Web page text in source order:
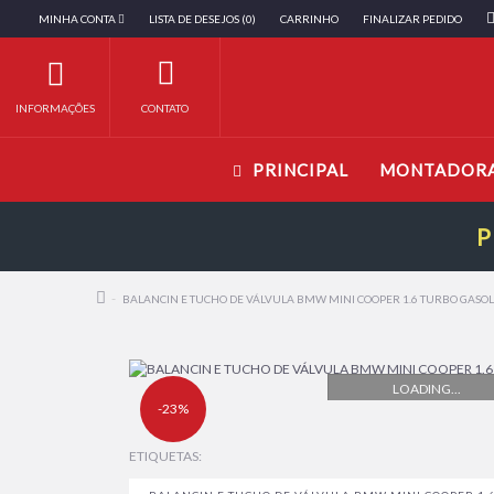
MINHA CONTA LISTA DE DESEJOS (0) CARRINHO FINALIZAR PEDIDO
INFORMAÇÕES CONTATO
PRINCIPAL
BALANCIN E TUCHO DE VÁLVULA BMW MINI COOPER 1.6 TURBO
-23%
LOADING...
ETIQUETAS: